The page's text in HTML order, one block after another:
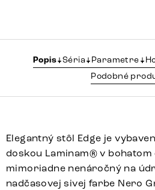
Popis Séria Parametre
Podobné
Elegantný stôl Edge je
doskou Laminam® v
mimoriadne nenáročný na
nadčasovej sivej farbe Nero